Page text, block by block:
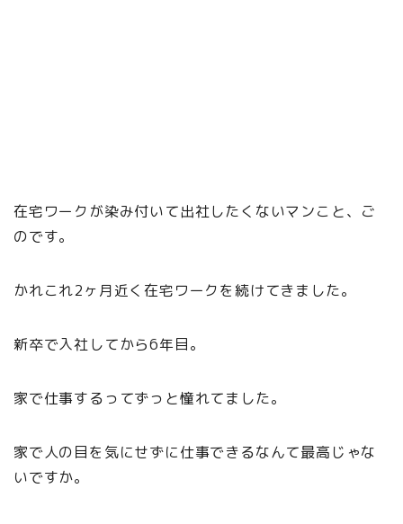
在宅ワークが染み付いて出社したくないマンこと、ご
のです。
かれこれ2ヶ月近く在宅ワークを続けてきました。
新卒で入社してから6年目。
家で仕事するってずっと憧れてました。
家で人の目を気にせずに仕事できるなんて最高じゃな
いですか。